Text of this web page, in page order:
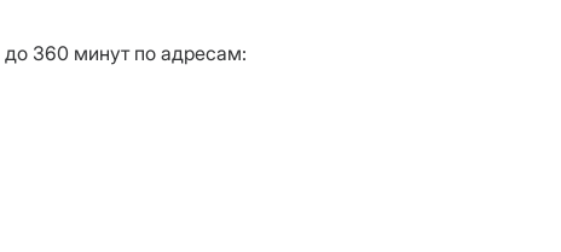
до 360 минут по адресам: